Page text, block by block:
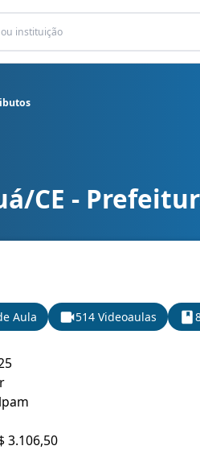
Tributos
CE -
Aula 514 Videoaulas
3.106,50